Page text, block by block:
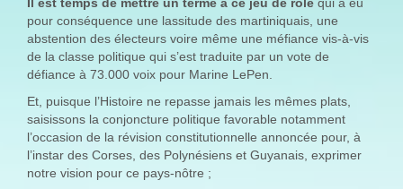
pour conséquence une lassitude des martiniquais, une
abstention des électeurs voire même une méfiance vis-à-vis
de la classe politique qui s’est traduite par un vote de
défiance à 73.000 voix pour Marine LePen.
Et, puisque l’Histoire ne repasse jamais les mêmes plats,
saisissons la conjoncture politique favorable notamment
l’occasion de la révision constitutionnelle annoncée pour, à
l’instar des Corses, des Polynésiens et Guyanais, exprimer
notre vision pour ce pays-nôtre ;